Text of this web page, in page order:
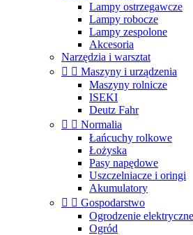
Lampy ostrzegawcze
Lampy robocze
Lampy zespolone
Akcesoria
Narzędzia i warsztat
  Maszyny i urządzenia
Maszyny rolnicze
ISEKI
Deutz Fahr
  Normalia
Łańcuchy rolkowe
Łożyska
Pasy napędowe
Uszczelniacze i oringi
Akumulatory
  Gospodarstwo
Ogrodzenie elektryczne
Ogród